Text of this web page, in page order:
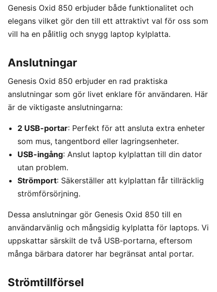
Genesis Oxid 850 erbjuder både funktionalitet och
elegans vilket gör den till ett attraktivt val för oss som
vill ha en pålitlig och snygg laptop kylplatta.
Anslutningar
Genesis Oxid 850 erbjuder en rad praktiska
anslutningar som gör livet enklare för användaren. Här
är de viktigaste anslutningarna:
2 USB-portar: Perfekt för att ansluta extra enheter
som mus, tangentbord eller lagringsenheter.
USB-ingång: Anslut laptop kylplattan till din dator
utan problem.
Strömport: Säkerställer att kylplattan får tillräcklig
strömförsörjning.
Dessa anslutningar gör Genesis Oxid 850 till en
användarvänlig och mångsidig kylplatta för laptops. Vi
uppskattar särskilt de två USB-portarna, eftersom
många bärbara datorer har begränsat antal portar.
Strömtillförsel